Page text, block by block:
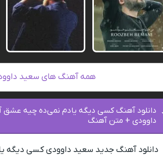
همه آهنگ های سعید
دانلود آهنگ کسی دیگه یادم نمی‌ده چیه
داوودی + متن آهنگ
دانلود آهنگ جدید سعید داوودی کسی دیگه